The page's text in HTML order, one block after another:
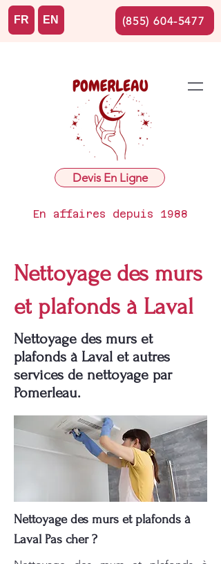
Devis En Ligne
En affaires depuis 1988
FR EN (855) 604-5477
Nettoyage des murs
et plafonds à Laval
Nettoyage des murs et
plafonds à Laval et autres
services de nettoyage par
Pomerleau.
Nettoyage des murs et plafonds à
Laval Pas cher ?